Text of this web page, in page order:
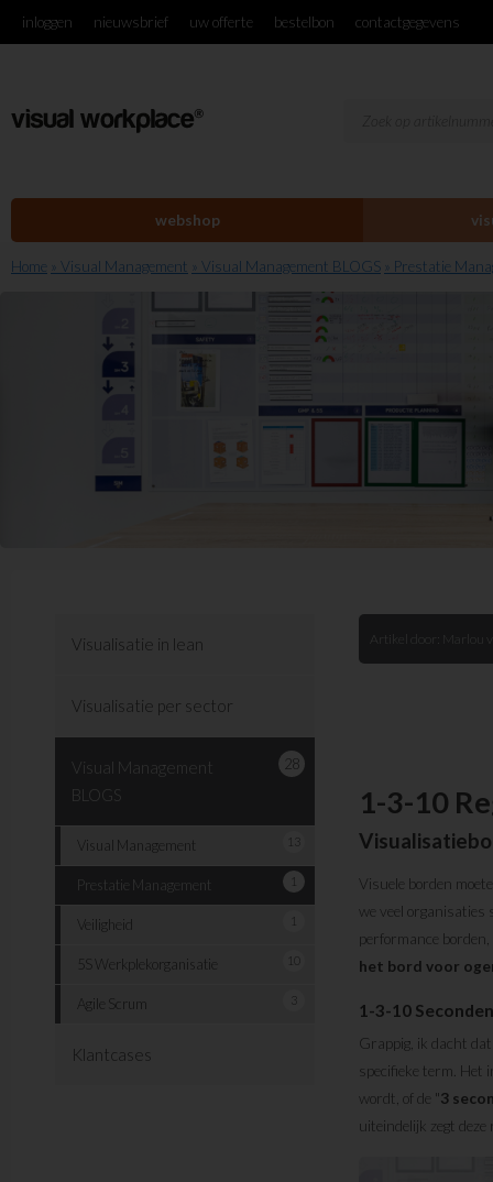
inloggen nieuwsbrief uw offerte bestelbon contactgegevens
webshop
Home » Visual Management » Visual Management BLOGS » Prestatie
Visualisatie in lean
Visualisatie per sector
Visual Management
BLOGS
28
Visual Management 13
Prestatie Management 1
Veiligheid 1
5S Werkplekorganisatie 10
Agile Scrum 3
Klantcases
Artikel door:
1-3-10
Visuele borden
we veel
performance
het bord voor
1-3-10
Grappig, ik dacht
specifieke term. Het
wordt, of de "3
uiteindelijk zegt